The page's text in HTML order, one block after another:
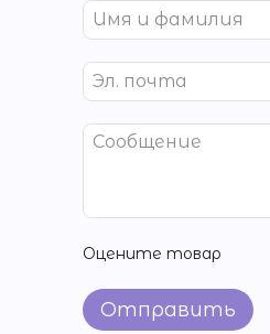
Оцените товар
Отправить